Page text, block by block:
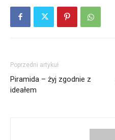
Poprzedni artykuł
Piramida – żyj zgodnie z
ideałem